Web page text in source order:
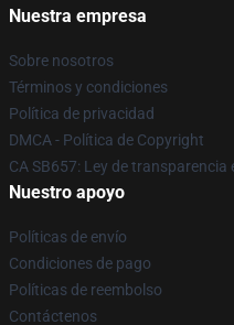
Nuestra empresa
Sobre nosotros
Términos y condiciones
Política de privacidad
DMCA - Política de Copyright
CA SB657: Ley de
Nuestro apoyo
Políticas de envío
Condiciones de pago
Políticas de reembolso
Contáctenos